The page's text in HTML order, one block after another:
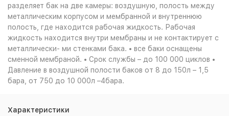
разделяет бак на две камеры: воздушную, полость между
металлическим корпусом и мембранной и внутреннюю
полость, где находится рабочая жидкость. Рабочая
жидкость находится внутри мембраны и не контактирует с
металлически- ми стенками бака. • все баки оснащены
сменной мембраной. • Срок службы – до 100 000 циклов •
Давление в воздушной полости баков от 8 до 150л – 1,5
бара, от 750 до 10 000л –4бара.
Характеристики